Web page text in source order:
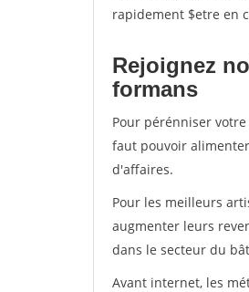
rapidement $etre en
Rejoignez
formans
Pour pérénniser
faut pouvoir
d'affaires.
Pour les meilleurs
augmenter leurs
dans le secteur du
Avant internet, les